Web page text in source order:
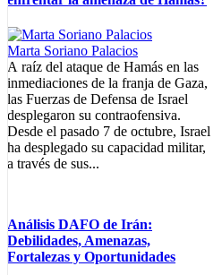
Marta Soriano Palacios
A raíz del ataque de Hamás en las
inmediaciones de la franja de Gaza,
las Fuerzas de Defensa de Israel
desplegaron su contraofensiva.
Desde el pasado 7 de octubre, Israel
ha desplegado su capacidad militar,
a través de sus...
Análisis DAFO de Irán:
Debilidades, Amenazas,
Fortalezas y Oportunidades